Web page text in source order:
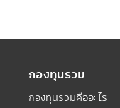
กองทุนรวม
กองทุนรวมคืออะไร